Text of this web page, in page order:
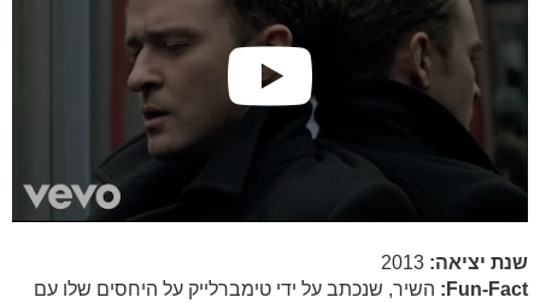
שנת יציאה:
Fun-Fact:
השיר, שנכתב על ידי טימברלייק על היחסים שלו עם